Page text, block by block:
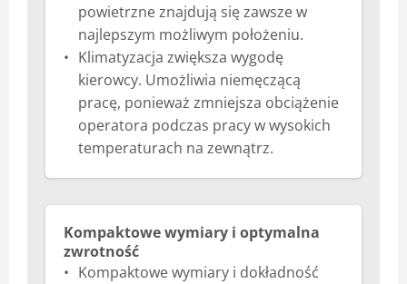
powietrzne znajdują się zawsze w
najlepszym możliwym położeniu.
Klimatyzacja zwiększa wygodę
kierowcy. Umożliwia niemęczącą
pracę, ponieważ zmniejsza obciążenie
operatora podczas pracy w wysokich
temperaturach na zewnątrz.
Kompaktowe wymiary i optymalna
zwrotność
Kompaktowe wymiary i dokładność